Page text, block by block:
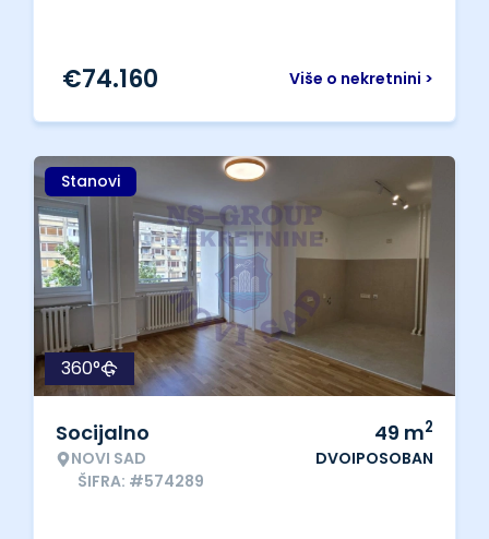
Više o nekretnini >
€74.160
Stanovi
360°
Socijalno
NOVI SAD
ŠIFRA: #574289
49 m2
DVOIPOSOBAN